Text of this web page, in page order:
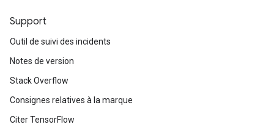
Support
Outil de suivi des incidents
Notes de version
Stack Overflow
Consignes relatives à la marque
Citer TensorFlow